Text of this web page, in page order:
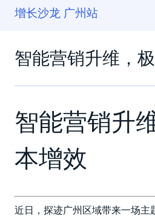
增长沙龙 广州站
智能营销升维，
智能营销升
本增效
近日，探迹广州区域带来一场主